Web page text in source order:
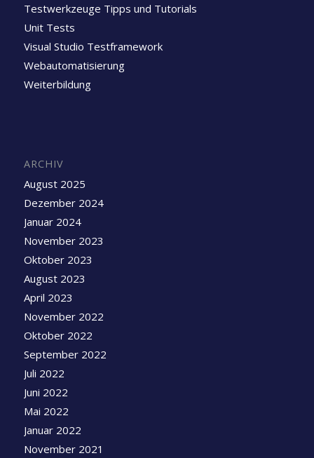
Testwerkzeuge Tipps und Tutorials
Unit Tests
Visual Studio Testframework
Webautomatisierung
Weiterbildung
ARCHIV
August 2025
Dezember 2024
Januar 2024
November 2023
Oktober 2023
August 2023
April 2023
November 2022
Oktober 2022
September 2022
Juli 2022
Juni 2022
Mai 2022
Januar 2022
November 2021